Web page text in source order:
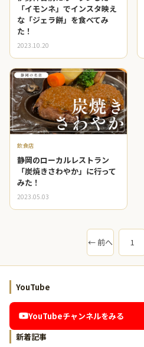
「イモンネ」でインスタ映え
な「ジェラ餅」を食べてみ
た！
2023.10.20
飲食店
静岡のローカルレストラン
「炭焼きさわやか」に行って
みた！
2023.05.03
← 前へ 1
YouTube
YouTubeチャンネルをみる
新着記事